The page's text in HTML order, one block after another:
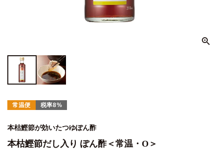
常温便 税率8%
本枯鰹節が効いたつゆぽん酢
本枯鰹節だし入り ぽん酢＜常温・O＞